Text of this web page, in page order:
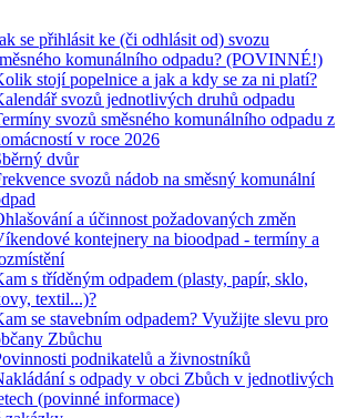
se přihlásit ke (či odhlásit od) svozu
komunálního odpadu? (POVINNÉ!)
stojí popelnice a jak a kdy se za ni platí?
svozů jednotlivých druhů odpadu
svozů směsného komunálního odpadu z
v roce 2026
dvůr
svozů nádob na směsný komunální
a účinnost požadovaných změn
kontejnery na bioodpad - termíny a
s tříděným odpadem (plasty, papír, sklo,
textil...)?
se stavebním odpadem? Využijte slevu pro
Zbůchu
podnikatelů a živnostníků
s odpady v obci Zbůch v jednotlivých
(povinné informace)